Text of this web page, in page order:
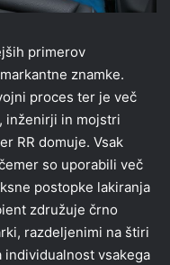
primerov
znamke.
proces ter je več
inženirji in mojstri
RR domuje. Vsak
so uporabili več
postopke lakiranja
združuje črno
razdeljenimi na štiri
individualnost vsakega